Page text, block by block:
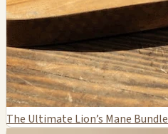
The Ultimate Lion’s Mane Bundle